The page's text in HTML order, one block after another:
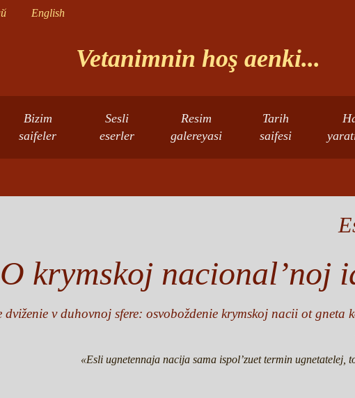
English
Vetanimnin hoş aenki...
Bizim
saifeler
Sesli
eserler
Resim
galereyasi
Tarih
saifesi
O krymskoj nacional’noj
dviženie v duhovnoj sfere: osvoboždenie krymskoj nacii ot
«Esli ugnetennaja nacija sama ispol’zuet termin ugnetatelej,